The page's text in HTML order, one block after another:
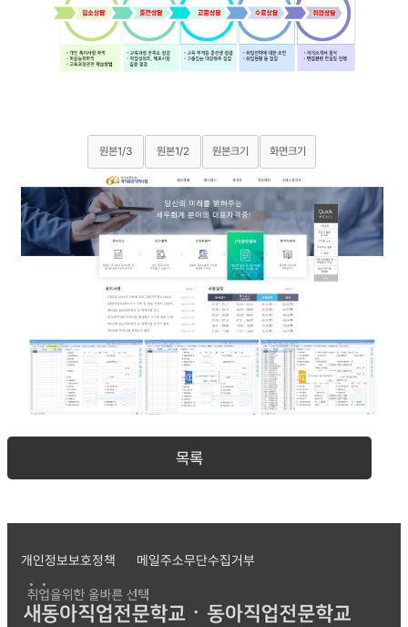
원본1/3 원본1/2 원본크기 화면크기
목록
개인정보보호정책 메일주소무단수집거부